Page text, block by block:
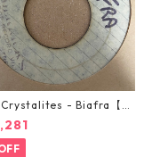
- Biafra【7-
】